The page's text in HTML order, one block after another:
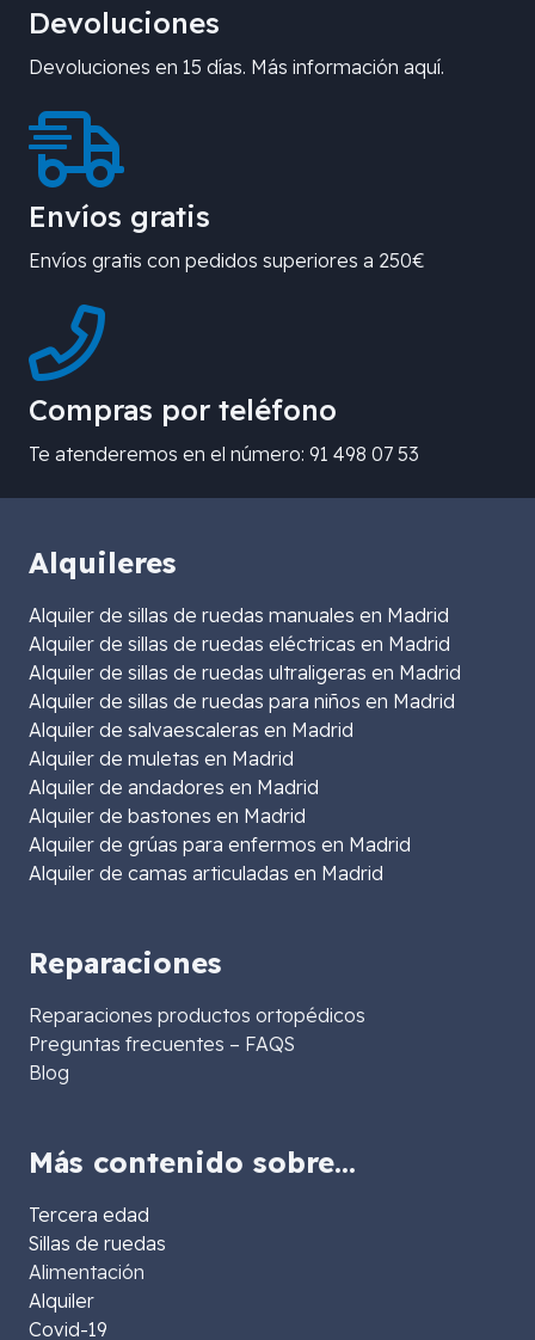
Devoluciones
Devoluciones en 15 días. Más información aquí.
Envíos gratis
Envíos gratis con pedidos superiores a 250€
Compras por teléfono
Te atenderemos en el número: 91 498 07 53
Alquileres
Alquiler de sillas de ruedas manuales en Madrid
Alquiler de sillas de ruedas eléctricas en Madrid
Alquiler de sillas de ruedas ultraligeras en Madrid
Alquiler de sillas de ruedas para niños en Madrid
Alquiler de salvaescaleras en Madrid
Alquiler de muletas en Madrid
Alquiler de andadores en Madrid
Alquiler de bastones en Madrid
Alquiler de grúas para enfermos en Madrid
Alquiler de camas articuladas en Madrid
Reparaciones
Reparaciones productos ortopédicos
Preguntas frecuentes – FAQS
Blog
Más contenido sobre…
Tercera edad
Sillas de ruedas
Alimentación
Alquiler
Covid-19